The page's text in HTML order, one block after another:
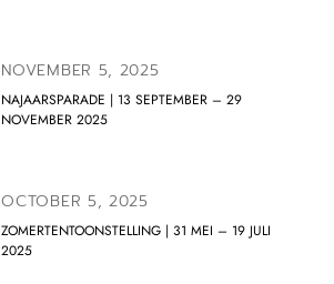
NOVEMBER 5, 2025
NAJAARSPARADE | 13 SEPTEMBER – 29
NOVEMBER 2025
OCTOBER 5, 2025
ZOMERTENTOONSTELLING | 31 MEI – 19 JULI
2025